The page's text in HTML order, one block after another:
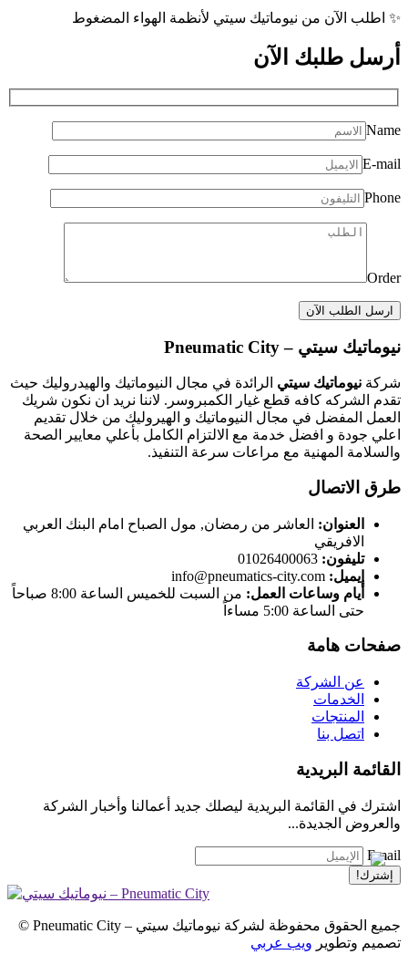
✨ اطلب الآن من نيوماتيك سيتي لأنظمة الهواء المضغوط
أرسل طلبك الآن
Name
E-mail
Phone
Order
نيوماتيك سيتي – Pneumatic City
شركة نيوماتيك سيتي الرائدة في مجال النيوماتيك والهيدروليك حيث
تقدم الشركه كافه قطع غيار الكمبروسر. لاننا نريد ان نكون شريك
العمل المفضل في مجال النيوماتيك و الهيروليك من خلال تقديم
اعلي جودة و افضل خدمة مع الالتزام الكامل بأعلي معايير الصحة
والسلامة المهنية مع مراعات سرعة التنفيذ.
طرق الاتصال
العنوان: العاشر من رمضان, مول الصباح امام البنك العربي
الافريقي
تليفون: 01026400063
إيميل: info@pneumatics-city.com
أيام وساعات العمل:
من السبت للخميس الساعة 8:00 صباحاً
حتى الساعة 5:00 مساءاً
صفحات هامة
عن الشركة
الخدمات
المنتجات
اتصل بنا
القائمة البريدية
اشترك في القائمة البريدية ليصلك جديد أعمالنا وأخبار الشركة
والعروض الجديدة...
Email
جميع الحقوق محفوظة لشركة نيوماتيك سيتي – Pneumatic City ©
تصميم وتطوير ويب عربي